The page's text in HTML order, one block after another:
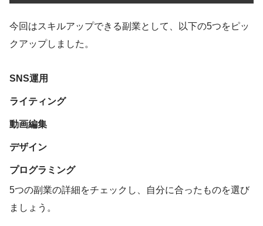
今回はスキルアップできる副業として、以下の5つをピッ
クアップしました。
SNS運用
ライティング
動画編集
デザイン
プログラミング
5つの副業の詳細をチェックし、自分に合ったものを選び
ましょう。